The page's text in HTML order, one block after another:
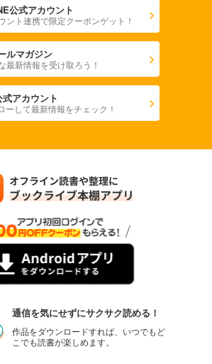
公式アカウント
ント連携で限定クーポンゲット！
ルマガジン
最新情報を受け取ろう！
アカウント
ーして最新情報をチェック！
通信を気にせずにサクサク読める！
作品をダウンロードすれば、いつでもど
こでも読書が楽しめます。